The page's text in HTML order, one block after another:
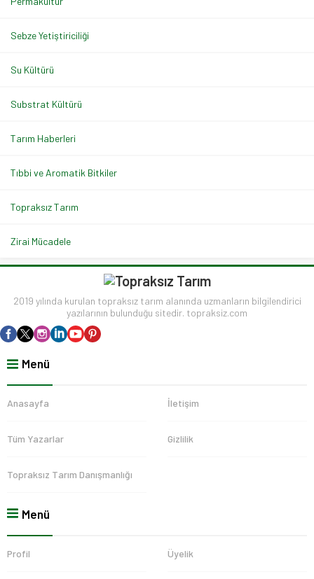
Sebze Yetiştiriciliği
Su Kültürü
Substrat Kültürü
Tarım Haberleri
Tıbbi ve Aromatik Bitkiler
Topraksız Tarım
Zirai Mücadele
2019 yılında kurulan topraksız tarım alanında uzmanların bilgilendirici
yazılarının bulunduğu sitedir. topraksiz.com
Menü
Anasayfa İletişim
Tüm Yazarlar Gizlilik
Topraksız Tarım Danışmanlığı
Menü
Profil Üyelik